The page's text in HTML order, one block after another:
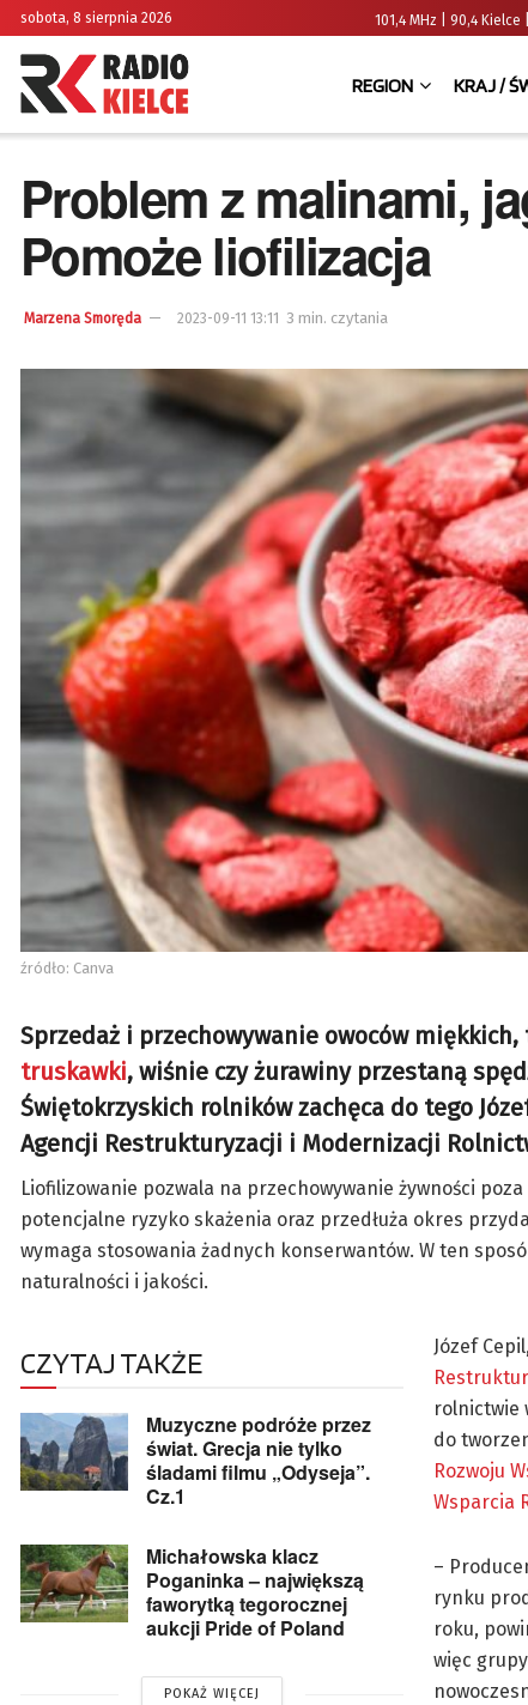
sobota, 8 sierpnia 2026 101,4 MHz | 90,4
REGION KRAJ /
Problem z malinami,
Pomoże liofilizacja
Marzena Smoręda 2023-09-11 13:11 3 min. czytania
źródło: Canva
Sprzedaż i przechowywanie owoców
truskawki, wiśnie czy żurawiny przestaną
Świętokrzyskich rolników zachęca do tego
Agencji Restrukturyzacji i Modernizacji
Liofilizowanie pozwala na przechowywanie żywności
potencjalne ryzyko skażenia oraz przedłuża okres
wymaga stosowania żadnych konserwantów. W ten
naturalności i jakości.
CZYTAJ TAKŻE
Muzyczne podróże przez
świat. Grecja nie tylko
śladami filmu „Odyseja”.
Cz.1
Michałowska klacz
Poganinka – największą
faworytką tegorocznej
aukcji Pride of Poland
POKAŻ WIĘCEJ
Józef
rolnictwie
do
Rozwoju
Wsparcia
–
rynku
roku,
więc